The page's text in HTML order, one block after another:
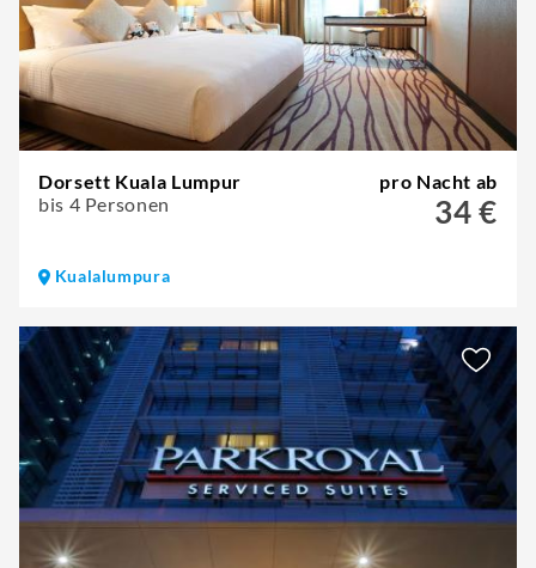
Dorsett Kuala Lumpur
bis 4 Personen
pro Nacht ab
34 €
Kualalumpura